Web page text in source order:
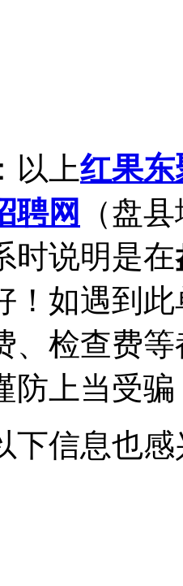
以上红果
聘网
（盘
时说明是在
！如遇到
、检查费
防上当受骗
下信息也感